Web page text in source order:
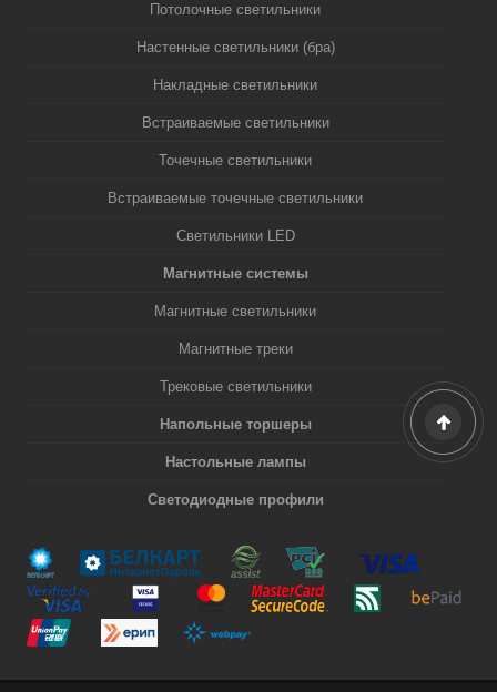
Потолочные светильники
Настенные светильники (бра)
Накладные светильники
Встраиваемые светильники
Точечные светильники
Встраиваемые точечные светильники
Светильники LED
Магнитные системы
Магнитные светильники
Магнитные треки
Трековые светильники
Напольные торшеры
Настольные лампы
Светодиодные профили